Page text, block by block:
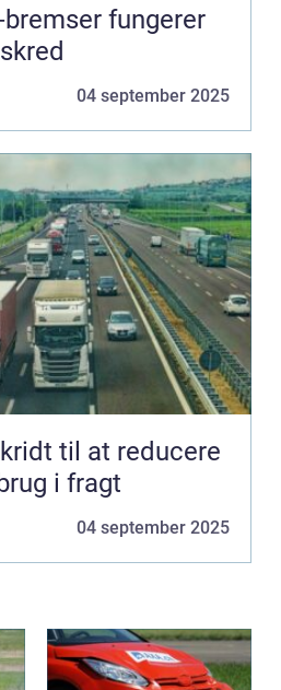
fungerer
04 september 2025
til at reducere
i fragt
04 september 2025